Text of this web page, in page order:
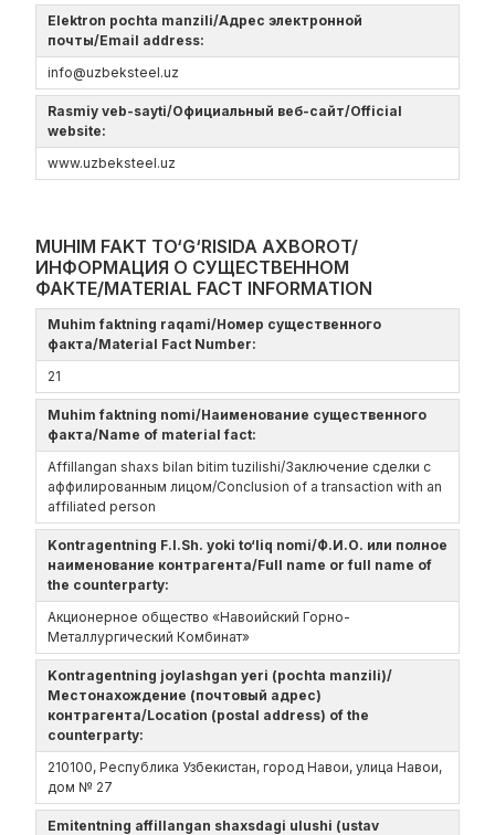
Elektron pochta manzili/Адрес электронной
почты/Email address:
info@uzbeksteel.uz
Rasmiy veb-sayti/Официальный веб-сайт/Official
website:
www.uzbeksteel.uz
MUHIM FAKT TO‘G‘RISIDA AXBOROT/
ИНФОРМАЦИЯ О СУЩЕСТВЕННОМ
ФАКТЕ/MATERIAL FACT INFORMATION
Muhim faktning raqami/Номер существенного
факта/Material Fact Number:
21
Muhim faktning nomi/Наименование существенного
факта/Name of material fact:
Affillangan shaxs bilan bitim tuzilishi/Заключение сделки с
аффилированным лицом/Conclusion of a transaction with an
affiliated person
Kontragentning F.I.Sh. yoki to‘liq nomi/Ф.И.О. или полное
наименование контрагента/Full name or full name of
the counterparty:
Акционерное общество «Навоийский Горно-
Металлургический Комбинат»
Kontragentning joylashgan yeri (pochta manzili)/
Местонахождение (почтовый адрес)
контрагента/Location (postal address) of the
counterparty:
210100, Республика Узбекистан, город Навои, улица Навои,
дом № 27
Emitentning affillangan shaxsdagi ulushi (ustav